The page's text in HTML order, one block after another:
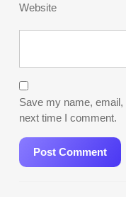
Website
Save my name,
next time I comment.